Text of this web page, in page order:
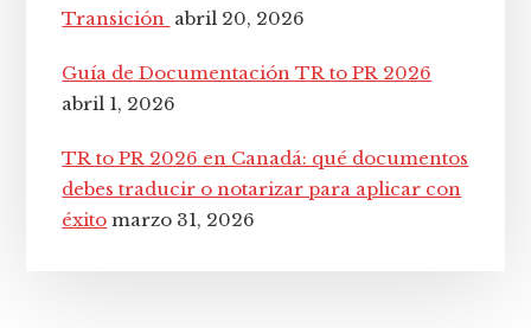
Transición abril 20, 2026
Guía de Documentación TR to PR 2026
abril 1, 2026
TR to PR 2026 en Canadá: qué documentos
debes traducir o notarizar para aplicar con
éxito marzo 31, 2026